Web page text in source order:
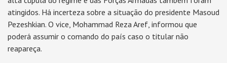
atingidos. Há incerteza sobre a situação do presidente Masoud
Pezeshkian. O vice, Mohammad Reza Aref, informou que
poderá assumir o comando do país caso o titular não
reapareça.